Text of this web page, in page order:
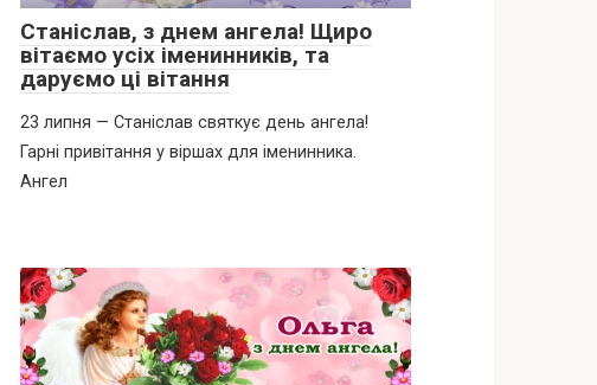
Станіслав, з днем ангела! Щиро
вітаємо усіх іменинників, та
даруємо ці вітання
23 липня — Станіслав святкує день ангела!
Гарні привітання у віршах для іменинника.
Ангел